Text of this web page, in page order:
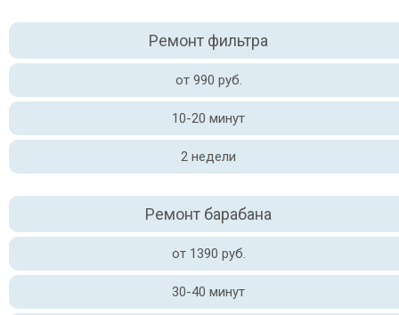
Ремонт фильтра
от 990 руб.
10-20 минут
2 недели
Ремонт барабана
от 1390 руб.
30-40 минут